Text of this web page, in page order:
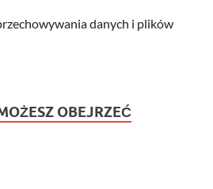
danych i plików
OBEJRZEĆ